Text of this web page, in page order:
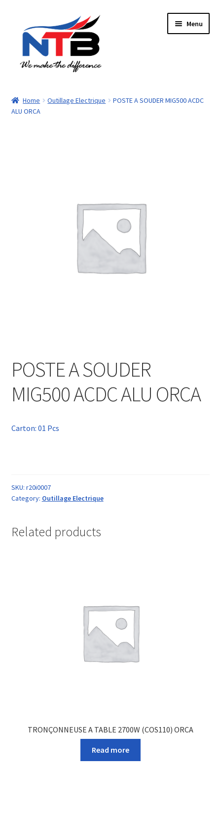
navigation
contenu
Menu
Boutique
Home Outillage Electrique
POSTE A SOUDER MIG500 ACDC
ALU ORCA
POSTE A SOUDER
MIG500 ACDC ALU ORCA
Carton: 01 Pcs
SKU: r20i0007
Category: Outillage Electrique
Related products
TRONÇONNEUSE A TABLE 2700W (COS110) ORCA
Read more